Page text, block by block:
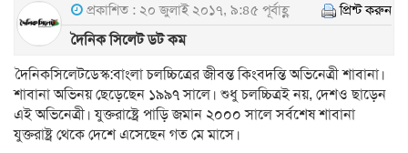
প্রকাশিত : ২০ জুলাই ২০১৭, ৯:৪৫ পূর্বাহ্ণ প্রিন্ট করুন
দৈনিক সিলেট ডট কম
দৈনিকসিলেটডেস্ক:বাংলা চলচ্চিত্রের জীবন্ত কিংবদন্তি অভিনেত্রী শাবানা।
শাবানা অভিনয় ছেড়েছেন ১৯৯৭ সালে। শুধু চলচ্চিত্রই নয়, দেশও ছাড়েন
এই অভিনেত্রী। যুক্তরাষ্ট্রে পাড়ি জমান ২০০০ সালে সর্বশেষ শাবানা
যুক্তরাষ্ট্র থেকে দেশে এসেছেন গত মে মাসে।